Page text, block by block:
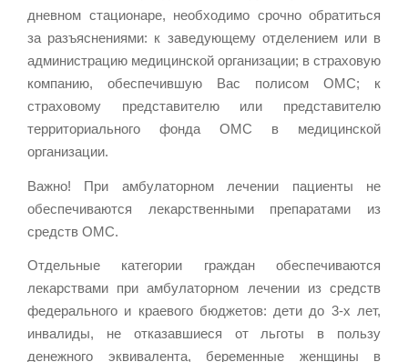
дневном стационаре, необходимо срочно обратиться
за разъяснениями: к заведующему отделением или в
администрацию медицинской организации; в страховую
компанию, обеспечившую Вас полисом ОМС; к
страховому представителю или представителю
территориального фонда ОМС в медицинской
организации.
Важно! При амбулаторном лечении пациенты не
обеспечиваются лекарственными препаратами из
средств ОМС.
Отдельные категории граждан обеспечиваются
лекарствами при амбулаторном лечении из средств
федерального и краевого бюджетов: дети до 3-х лет,
инвалиды, не отказавшиеся от льготы в пользу
денежного эквивалента, беременные женщины в